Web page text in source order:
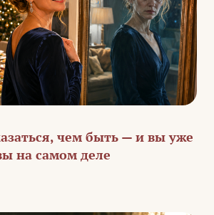
чем быть — и вы уже
на самом деле